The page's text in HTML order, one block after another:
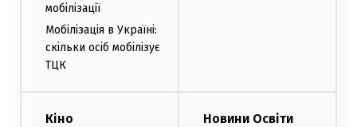
мобілізації
Мобілізація в Україні:
скільки осіб мобілізує
ТЦК
Кіно Новини Освіти